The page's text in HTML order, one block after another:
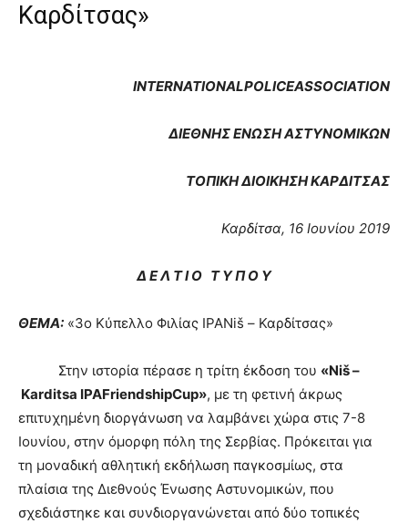
Καρδίτσας»
INTERNATIONALPOLICEASSOCIATION
ΔΙΕΘΝΗΣ ΕΝΩΣΗ ΑΣΤΥΝΟΜΙΚΩΝ
ΤΟΠΙΚΗ ΔΙΟΙΚΗΣΗ ΚΑΡΔΙΤΣΑΣ
Καρδίτσα, 16 Ιουνίου 2019
Δ Ε Λ Τ Ι Ο Τ Υ Π Ο Υ
ΘΕΜΑ: «3ο Κύπελλο Φιλίας IPANiš – Καρδίτσας»
Στην ιστορία πέρασε η τρίτη έκδοση του «Niš –
Karditsa IPAFriendshipCup», με τη φετινή άκρως
επιτυχημένη διοργάνωση να λαμβάνει χώρα στις 7-8
Ιουνίου, στην όμορφη πόλη της Σερβίας. Πρόκειται για
τη μοναδική αθλητική εκδήλωση παγκοσμίως, στα
πλαίσια της Διεθνούς Ένωσης Αστυνομικών, που
σχεδιάστηκε και συνδιοργανώνεται από δύο τοπικές